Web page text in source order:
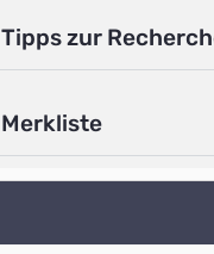
Tipps zur
Merkliste